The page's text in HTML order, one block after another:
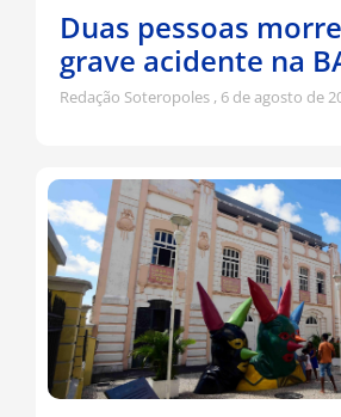
Duas pessoas
grave acidente na
Redação Soteropoles 6 de agosto de